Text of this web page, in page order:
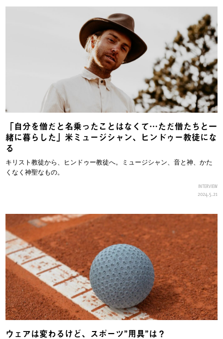
「自分を僧だと名乗ったことはなくて…ただ僧たちと一
緒に暮らした」米ミュージシャン、ヒンドゥー教徒にな
る
キリスト教徒から、ヒンドゥー教徒へ。ミュージシャン、音と神、かた
くなく神聖なもの。
INTERVIEW
2024.5.21
ウェアは変わるけど、スポーツ”用具”は？